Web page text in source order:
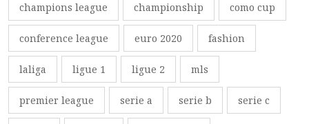
champions league championship como cup
conference league euro 2020 fashion
laliga ligue 1 ligue 2 mls
premier league serie a serie b serie c